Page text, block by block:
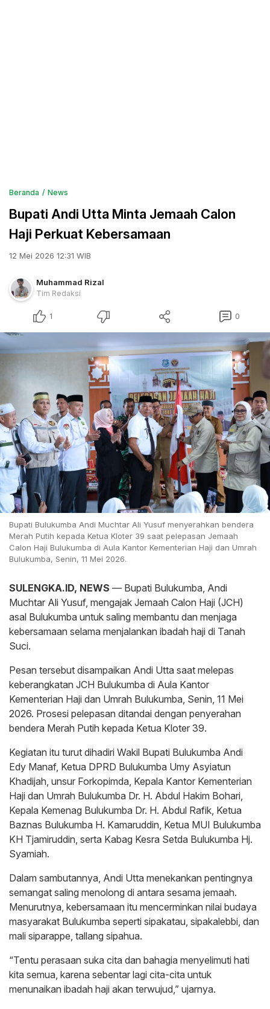
Beranda News
Bupati Andi Utta Minta Jemaah Calon
Haji Perkuat Kebersamaan
12 Mei 2026 12:31 WIB
Muhammad Rizal
Tim Redaksi
1 0
Bupati Bulukumba Andi Muchtar Ali Yusuf menyerahkan bendera
Merah Putih kepada Ketua Kloter 39 saat pelepasan Jemaah
Calon Haji Bulukumba di Aula Kantor Kementerian Haji dan Umrah
Bulukumba, Senin, 11 Mei 2026.
SULENGKA.ID, NEWS — Bupati Bulukumba, Andi
Muchtar Ali Yusuf, mengajak Jemaah Calon Haji (JCH)
asal Bulukumba untuk saling membantu dan menjaga
kebersamaan selama menjalankan ibadah haji di Tanah
Suci.
Pesan tersebut disampaikan Andi Utta saat melepas
keberangkatan JCH Bulukumba di Aula Kantor
Kementerian Haji dan Umrah Bulukumba, Senin, 11 Mei
2026. Prosesi pelepasan ditandai dengan penyerahan
bendera Merah Putih kepada Ketua Kloter 39.
Kegiatan itu turut dihadiri Wakil Bupati Bulukumba Andi
Edy Manaf, Ketua DPRD Bulukumba Umy Asyiatun
Khadijah, unsur Forkopimda, Kepala Kantor Kementerian
Haji dan Umrah Bulukumba Dr. H. Abdul Hakim Bohari,
Kepala Kemenag Bulukumba Dr. H. Abdul Rafik, Ketua
Baznas Bulukumba H. Kamaruddin, Ketua MUI Bulukumba
KH Tjamiruddin, serta Kabag Kesra Setda Bulukumba Hj.
Syamiah.
Dalam sambutannya, Andi Utta menekankan pentingnya
semangat saling menolong di antara sesama jemaah.
Menurutnya, kebersamaan itu mencerminkan nilai budaya
masyarakat Bulukumba seperti sipakatau, sipakalebbi, dan
mali siparappe, tallang sipahua.
“Tentu perasaan suka cita dan bahagia menyelimuti hati
kita semua, karena sebentar lagi cita-cita untuk
menunaikan ibadah haji akan terwujud,” ujarnya.